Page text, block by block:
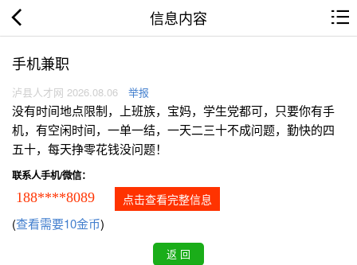
信息内容
手机兼职
泸县人才网 2026.08.06 举报
没有时间地点限制，上班族，宝妈，学生党都可，只要你有手
机，有空闲时间，一单一结，一天二三十不成问题，勤快的四
五十，每天挣零花钱没问题！
联系人手机/微信：
188****8089 点击查看完整信息
(查看需要10金币)